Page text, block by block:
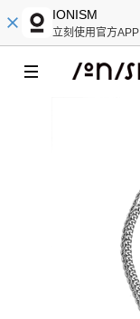
IONISM
立刻使用官方APP